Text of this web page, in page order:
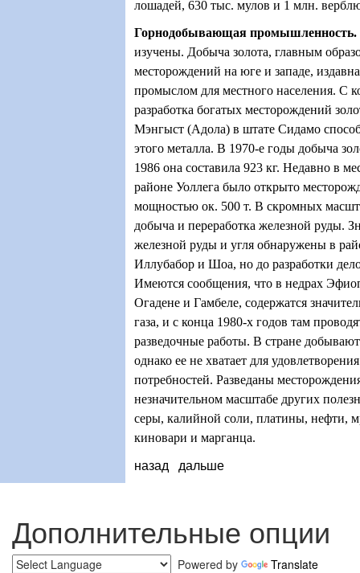
лошадей, 630 тыс. мулов и 1 млн.
Горнодобывающая промышленность.
изучены. Добыча золота, главным
месторождений на юге и западе,
промыслом для местного населения. С
разработка богатых месторождений
Мэнгыст (Адола) в штате Сидамо
этого металла. В 1970-е годы добыча
1986 она составила 923 кг. Недавно в
районе Уоллега было открыто
мощностью ок. 500 т. В скромных
добыча и переработка железной руды.
железной руды и угля обнаружены в
Иллубабор и Шоа, но до разработки
Имеются сообщения, что в недрах
Огадене и Гамбеле, содержатся
газа, и с конца 1980-х годов там
разведочные работы. В стране
однако ее не хватает для
потребностей. Разведаны
незначительном масштабе других
серы, калийной соли, платины, нефти,
киновари и марганца.
назад дальше
Дополнительные опции
Powered by Translate